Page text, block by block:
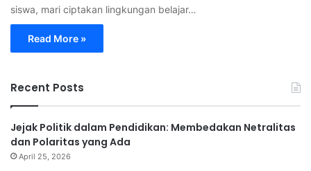
siswa, mari ciptakan lingkungan belajar…
Read More »
Recent Posts
Jejak Politik dalam Pendidikan: Membedakan Netralitas
dan Polaritas yang Ada
April 25, 2026